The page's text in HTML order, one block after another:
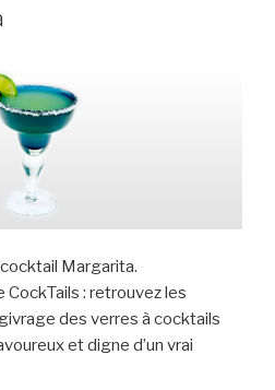
Margarita.
CockTails : retrouvez les
des verres à cocktails
et digne d’un vrai